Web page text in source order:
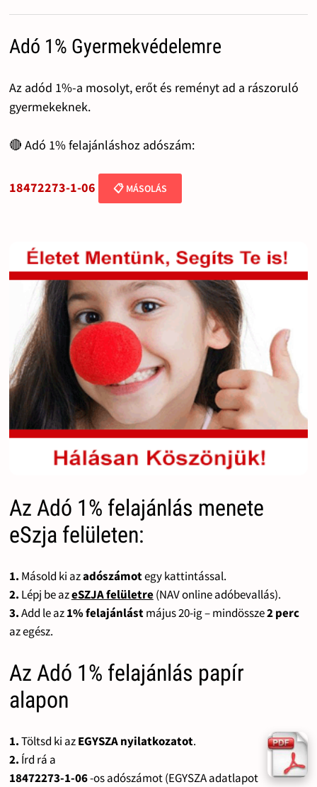
Adó 1% Gyermekvédelemre
Az adód 1%-a mosolyt, erőt és reményt ad a rászoruló
gyermekeknek.
🔴 Adó 1% felajánláshoz adószám:
18472273-1-06 📋 MÁSOLÁS
Az Adó 1% felajánlás menete
eSzja felületen:
1. Másold ki azadószámotegy kattintással.
2. Lépj be azeSZJA felületre(NAV online adóbevallás).
3.Add le az1% felajánlástmájus 20-ig – mindössze2 perc
az egész.
Az Adó 1% felajánlás papír
alapon
1.Töltsd ki azEGYSZA nyilatkozatot.
2. Írd rá a
18472273-1-06-os adószámot (EGYSZA adatlapot